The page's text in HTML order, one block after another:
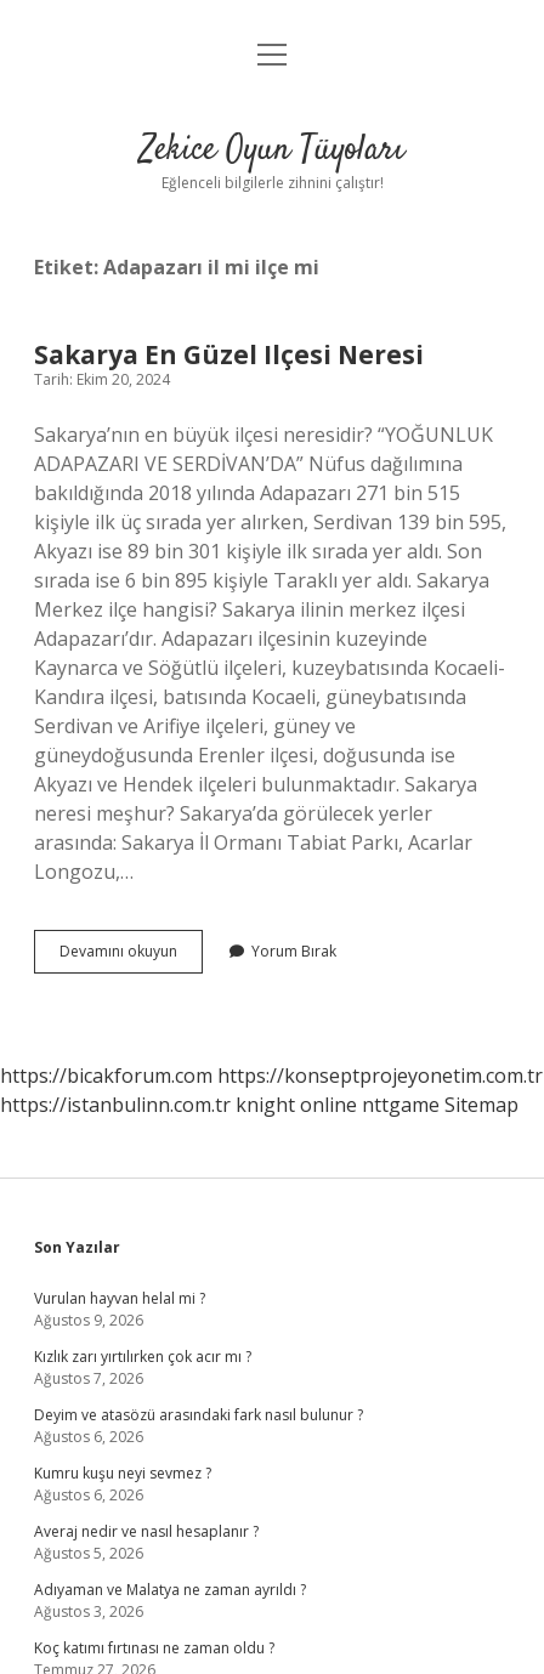
Anasayfa
Yasal Uyarı
menüyü
Zekice Oyun Tüyoları
Eğlenceli bilgilerle zihnini çalıştır!
Etiket:Adapazarı il mi ilçe mi
Sakarya En Güzel Ilçesi Neresi
Tarih: Ekim 20, 2024
Sakarya’nın en büyük ilçesi neresidir? “YOĞUNLUK
ADAPAZARI VE SERDİVAN’DA” Nüfus dağılımına
bakıldığında 2018 yılında Adapazarı 271 bin 515
kişiyle ilk üç sırada yer alırken, Serdivan 139 bin 595,
Akyazı ise 89 bin 301 kişiyle ilk sırada yer aldı. Son
sırada ise 6 bin 895 kişiyle Taraklı yer aldı. Sakarya
Merkez ilçe hangisi? Sakarya ilinin merkez ilçesi
Adapazarı’dır. Adapazarı ilçesinin kuzeyinde
Kaynarca ve Söğütlü ilçeleri, kuzeybatısında Kocaeli-
Kandıra ilçesi, batısında Kocaeli, güneybatısında
Serdivan ve Arifiye ilçeleri, güney ve
güneydoğusunda Erenler ilçesi, doğusunda ise
Akyazı ve Hendek ilçeleri bulunmaktadır. Sakarya
neresi meşhur? Sakarya’da görülecek yerler
arasında: Sakarya İl Ormanı Tabiat Parkı, Acarlar
Longozu,…
Devamını okuyun
En
Yorum Bırak
https://bicakforum.com https://konseptprojeyonetim.com.tr
https://istanbulinn.com.tr knight online nttgame Sitemap
Sidebar
Son Yazılar
Vurulan hayvan helal mi ?
Ağustos 9, 2026
Kızlık zarı yırtılırken çok acır mı ?
Ağustos 7, 2026
Deyim ve atasözü arasındaki fark nasıl bulunur ?
Ağustos 6, 2026
Kumru kuşu neyi sevmez ?
Ağustos 6, 2026
Averaj nedir ve nasıl hesaplanır ?
Ağustos 5, 2026
Adıyaman ve Malatya ne zaman ayrıldı ?
Ağustos 3, 2026
Koç katımı fırtınası ne zaman oldu ?
Temmuz 27, 2026